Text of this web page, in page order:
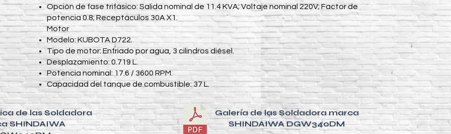
Opción de fase trifásico: Salida nominal de 11.4 KVA; Voltaje nominal 220V; Factor de
potencia 0.8; Receptáculos 30A X1.
Motor
Modelo: KUBOTA D722.
Tipo de motor: Enfriado por agua, 3 cilindros diésel.
Desplazamiento: 0.719 L.
Potencia nominal: 17.6 / 3600 RPM.
Capacidad del tanque de combustible: 37 L.
de las Soldadora
SHINDAIWA
Galería de las Soldadora marca
SHINDAIWA DGW340DM